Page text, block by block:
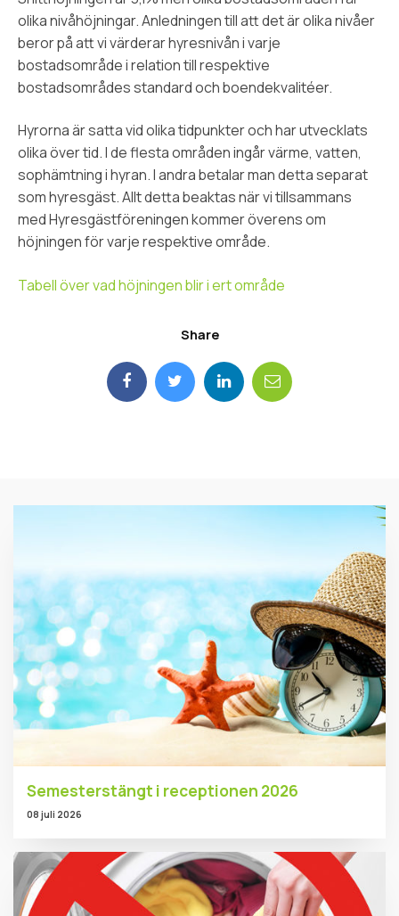
olika nivåhöjningar. Anledningen till att det är olika nivåer
beror på att vi värderar hyresnivån i varje
bostadsområde i relation till respektive
bostadsområdes standard och boendekvalitéer.
Hyrorna är satta vid olika tidpunkter och har utvecklats
olika över tid. I de flesta områden ingår värme, vatten,
sophämtning i hyran. I andra betalar man detta separat
som hyresgäst. Allt detta beaktas när vi tillsammans
med Hyresgästföreningen kommer överens om
höjningen för varje respektive område.
Tabell över vad höjningen blir i ert område
Share
Semesterstängt i receptionen 2026
08 juli 2026